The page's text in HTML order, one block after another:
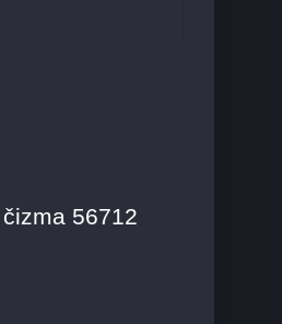
56712